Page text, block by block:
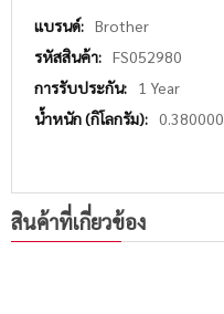
More
Information
Brother
FS052980
1 Year
0.380000
สินค้าที่เกี่ยวข้อง